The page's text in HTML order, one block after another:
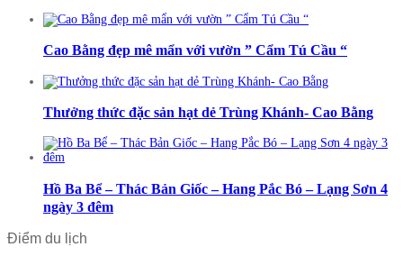
Cao Bằng đẹp mê mẩn với vườn ” Cẩm Tú Cầu “
Thưởng thức đặc sản hạt dẻ Trùng Khánh- Cao Bằng
Hồ Ba Bể – Thác Bản Giốc – Hang Pắc Bó – Lạng Sơn 4
ngày 3 đêm
Điểm du lịch